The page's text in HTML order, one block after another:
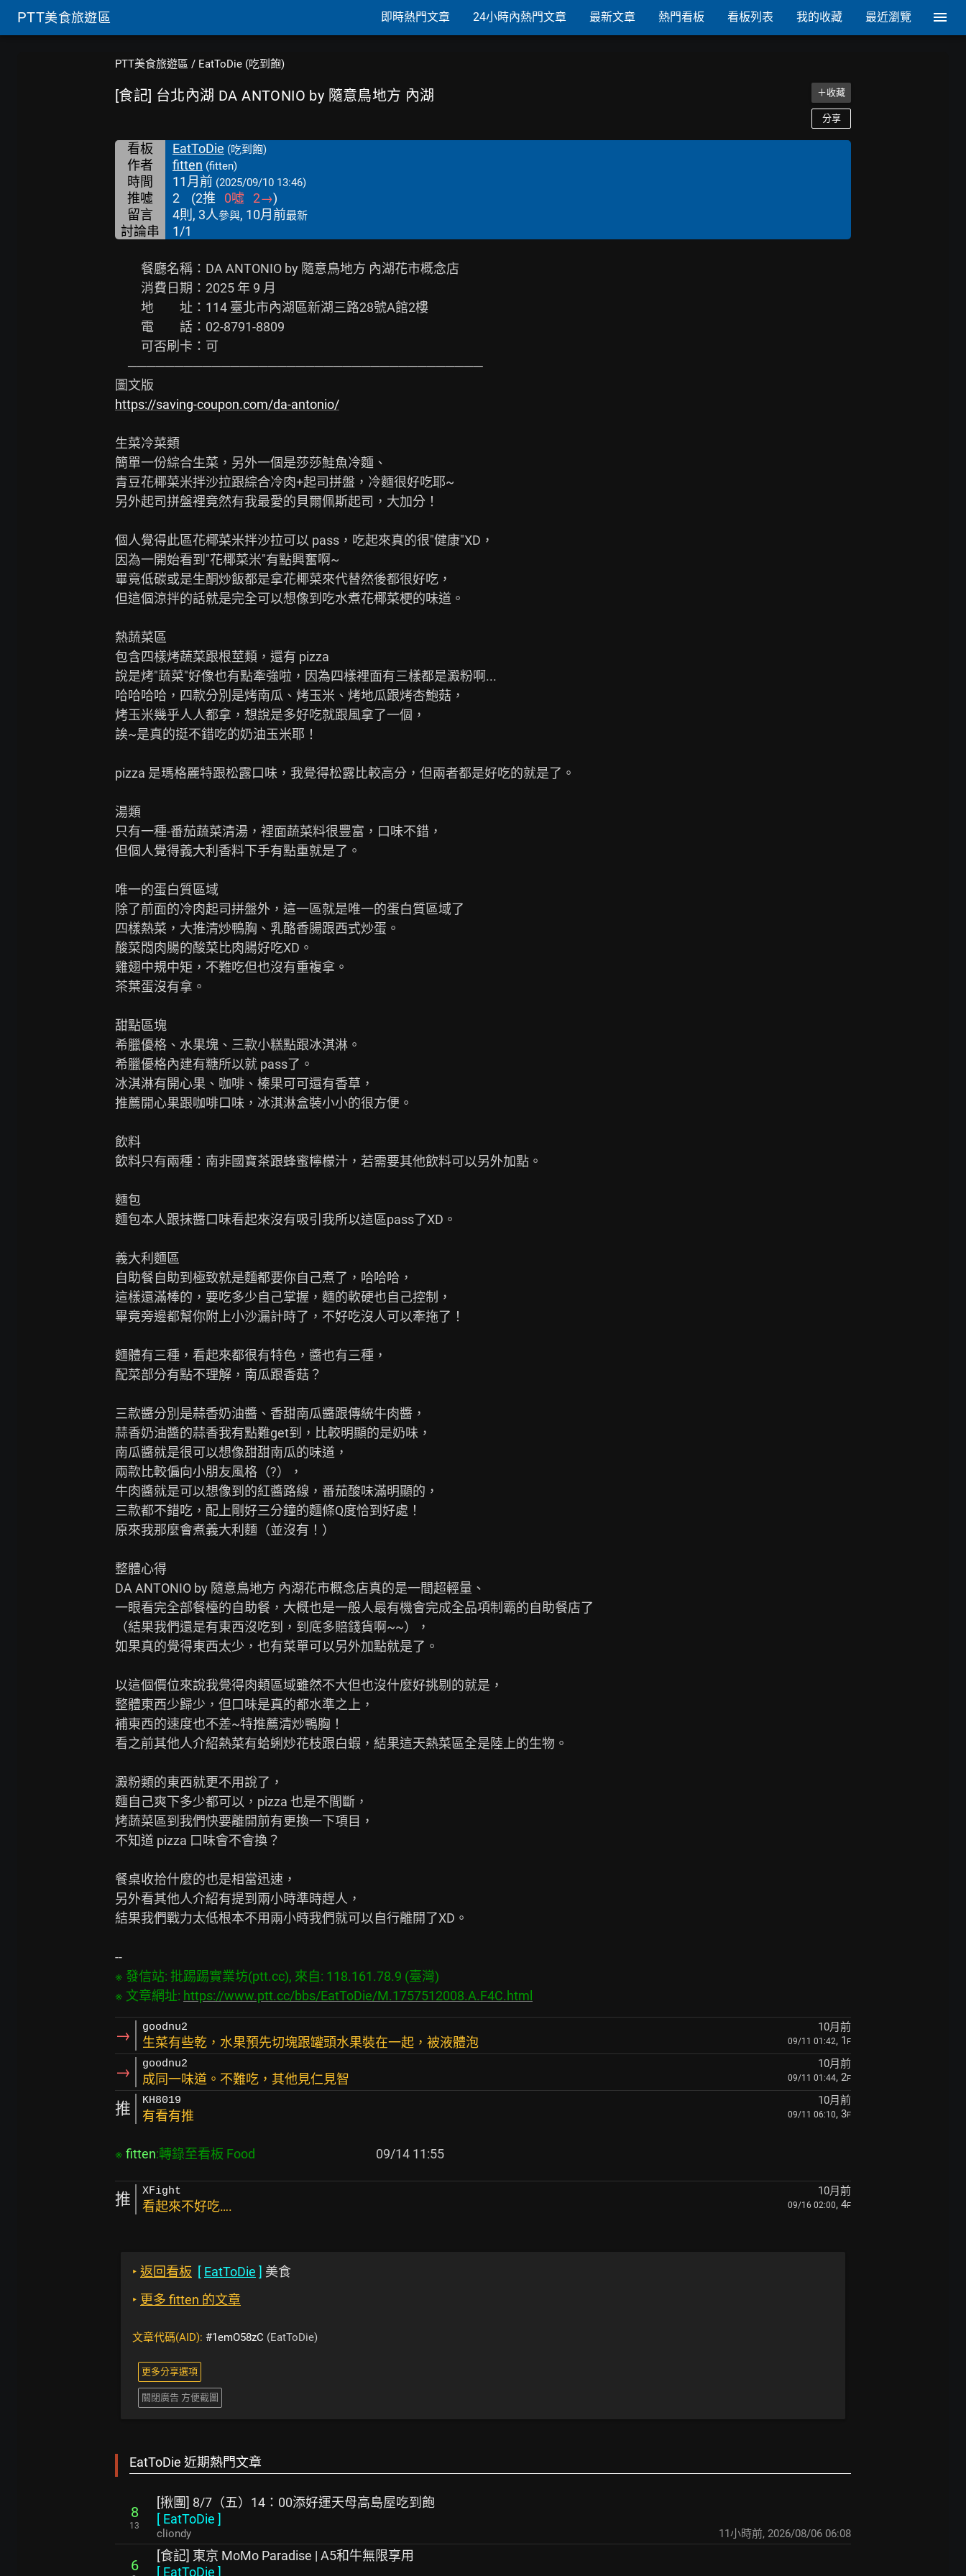
PTT美食旅遊區 即時熱門文章 24小時內熱門文章 最新文章 熱門看板 看板列表 我的收藏 最近瀏覽
PTT美食旅遊區 / EatToDie (吃到飽)
[食記] 台北內湖 DA ANTONIO by 隨意鳥地方 內湖 ＋收藏
分享
看板 EatToDie (吃到飽)
作者 fitten (fitten)
時間 11月前 (2025/09/10 13:46)
推噓 2 (2推 0噓 2→)
留言
4則, 3人參與, 10月前最新
討論串 1/1
餐廳名稱：DA ANTONIO by 隨意鳥地方 內湖花市概念店
消費日期：2025 年 9 月
地　　址：114 臺北市內湖區新湖三路28號A館2樓
電　　話：02-8791-8809
可否刷卡：可
──────────────────────────────────────
https://saving-coupon.com/da-antonio/
生菜冷菜類
簡單一份綜合生菜，另外一個是莎莎鮭魚冷麵、
青豆花椰菜米拌沙拉跟綜合冷肉+起司拼盤，冷麵很好吃耶~
另外起司拼盤裡竟然有我最愛的貝爾佩斯起司，大加分！
個人覺得此區花椰菜米拌沙拉可以 pass，吃起來真的很"健康"XD，
因為一開始看到"花椰菜米"有點興奮啊~
畢竟低碳或是生酮炒飯都是拿花椰菜來代替然後都很好吃，
但這個涼拌的話就是完全可以想像到吃水煮花椰菜梗的味道。
熱蔬菜區
包含四樣烤蔬菜跟根莖類，還有 pizza
說是烤"蔬菜"好像也有點牽強啦，因為四樣裡面有三樣都是澱粉啊...
哈哈哈哈，四款分別是烤南瓜、烤玉米、烤地瓜跟烤杏鮑菇，
烤玉米幾乎人人都拿，想說是多好吃就跟風拿了一個，
誒~是真的挺不錯吃的奶油玉米耶！
pizza 是瑪格麗特跟松露口味，我覺得松露比較高分，但兩者都是好吃的就是了。
湯類
只有一種-番茄蔬菜清湯，裡面蔬菜料很豐富，口味不錯，
但個人覺得義大利香料下手有點重就是了。
唯一的蛋白質區域
除了前面的冷肉起司拼盤外，這一區就是唯一的蛋白質區域了
四樣熱菜，大推清炒鴨胸、乳酪香腸跟西式炒蛋。
酸菜悶肉腸的酸菜比肉腸好吃XD。
雞翅中規中矩，不難吃但也沒有重複拿。
茶葉蛋沒有拿。
甜點區塊
希臘優格、水果塊、三款小糕點跟冰淇淋。
希臘優格內建有糖所以就 pass了。
冰淇淋有開心果、咖啡、榛果可可還有香草，
推薦開心果跟咖啡口味，冰淇淋盒裝小小的很方便。
飲料
飲料只有兩種：南非國寶茶跟蜂蜜檸檬汁，若需要其他飲料可以另外加點。
麵包
麵包本人跟抹醬口味看起來沒有吸引我所以這區pass了XD。
義大利麵區
自助餐自助到極致就是麵都要你自己煮了，哈哈哈，
這樣還滿棒的，要吃多少自己掌握，麵的軟硬也自己控制，
畢竟旁邊都幫你附上小沙漏計時了，不好吃沒人可以牽拖了！
麵體有三種，看起來都很有特色，醬也有三種，
配菜部分有點不理解，南瓜跟香菇？
三款醬分別是蒜香奶油醬、香甜南瓜醬跟傳統牛肉醬，
蒜香奶油醬的蒜香我有點難get到，比較明顯的是奶味，
南瓜醬就是很可以想像甜甜南瓜的味道，
兩款比較偏向小朋友風格（?），
牛肉醬就是可以想像到的紅醬路線，番茄酸味滿明顯的，
三款都不錯吃，配上剛好三分鐘的麵條Q度恰到好處！
原來我那麼會煮義大利麵（並沒有！）
整體心得
DA ANTONIO by 隨意鳥地方 內湖花市概念店真的是一間超輕量、
一眼看完全部餐檯的自助餐，大概也是一般人最有機會完成全品項制霸的自助餐店了
（結果我們還是有東西沒吃到，到底多賠錢貨啊~~），
如果真的覺得東西太少，也有菜單可以另外加點就是了。
以這個價位來說我覺得肉類區域雖然不大但也沒什麼好挑剔的就是，
整體東西少歸少，但口味是真的都水準之上，
補東西的速度也不差~特推薦清炒鴨胸！
看之前其他人介紹熱菜有蛤蜊炒花枝跟白蝦，結果這天熱菜區全是陸上的生物。
澱粉類的東西就更不用說了，
麵自己爽下多少都可以，pizza 也是不間斷，
烤蔬菜區到我們快要離開前有更換一下項目，
不知道 pizza 口味會不會換？
餐桌收拾什麼的也是相當迅速，
另外看其他人介紹有提到兩小時準時趕人，
結果我們戰力太低根本不用兩小時我們就可以自行離開了XD。
※ 發信站: 批踢踢實業坊(ptt.cc), 來自: 118.161.78.9 (臺灣)
※ 文章網址: https://www.ptt.cc/bbs/EatToDie/M.1757512008.A.F4C.html
→ goodnu2 10月前
生菜有些乾，水果預先切塊跟罐頭水果裝在一起，被液體泡 09/11 01:42, 1 F
→ goodnu2 10月前
成同一味道。不難吃，其他見仁見智 09/11 01:44, 2F
推 KH8019 10月前
有看有推 09/11 06:10, 3F
※ fitten:轉錄至看板 Food
推 XFight 10月前
看起來不好吃…. 09/16 02:00, 4F
‣ 返回看板 [ EatToDie ] 美食
‣ 更多 fitten 的文章
文章代碼(AID): #1emO58zC (EatToDie)
更多分享選項
關閉廣告 方便截圖
EatToDie 近期熱門文章
8
13
[揪團] 8/7（五）14：00添好運天母高島屋吃到飽
[ EatToDie ]
cliondy 11小時前, 2026/08/06 06:08
6
[食記] 東京 MoMo Paradise | A5和牛無限享用
[ EatToDie ]